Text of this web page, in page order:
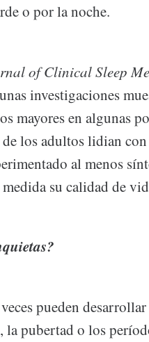
o por la noche.
of Clinical Sleep
investigaciones
mayores en algunas
los adultos lidian
al menos
su calidad de
pueden
pubertad o los